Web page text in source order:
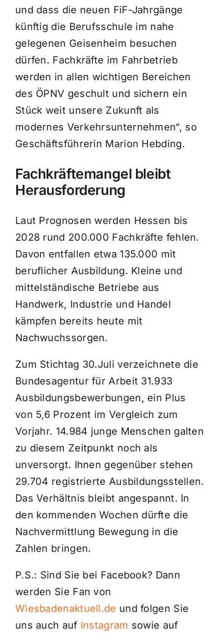
und dass die neuen FiF-Jahrgänge
künftig die Berufsschule im nahe
gelegenen Geisenheim besuchen
dürfen. Fachkräfte im Fahrbetrieb
werden in allen wichtigen Bereichen
des ÖPNV geschult und sichern ein
Stück weit unsere Zukunft als
modernes Verkehrsunternehmen“, so
Geschäftsführerin Marion Hebding.
Fachkräftemangel bleibt
Herausforderung
Laut Prognosen werden Hessen bis
2028 rund 200.000 Fachkräfte fehlen.
Davon entfallen etwa 135.000 mit
beruflicher Ausbildung. Kleine und
mittelständische Betriebe aus
Handwerk, Industrie und Handel
kämpfen bereits heute mit
Nachwuchssorgen.
Zum Stichtag 30.Juli verzeichnete die
Bundesagentur für Arbeit 31.933
Ausbildungsbewerbungen, ein Plus
von 5,6 Prozent im Vergleich zum
Vorjahr. 14.984 junge Menschen galten
zu diesem Zeitpunkt noch als
unversorgt. Ihnen gegenüber stehen
29.704 registrierte Ausbildungsstellen.
Das Verhältnis bleibt angespannt. In
den kommenden Wochen dürfte die
Nachvermittlung Bewegung in die
Zahlen bringen.
P.S.: Sind Sie bei Facebook? Dann
werden Sie Fan von
Wiesbadenaktuell.de und folgen Sie
uns auch auf Instagram sowie auf